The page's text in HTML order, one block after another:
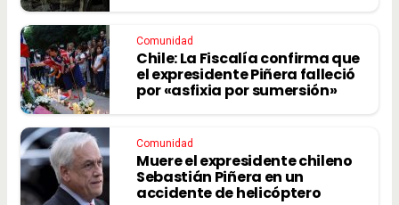
Comunidad
Chile: La Fiscalía confirma que
el expresidente Piñera falleció
por «asfixia por sumersión»
Comunidad
Muere el expresidente chileno
Sebastián Piñera en un
accidente de helicóptero